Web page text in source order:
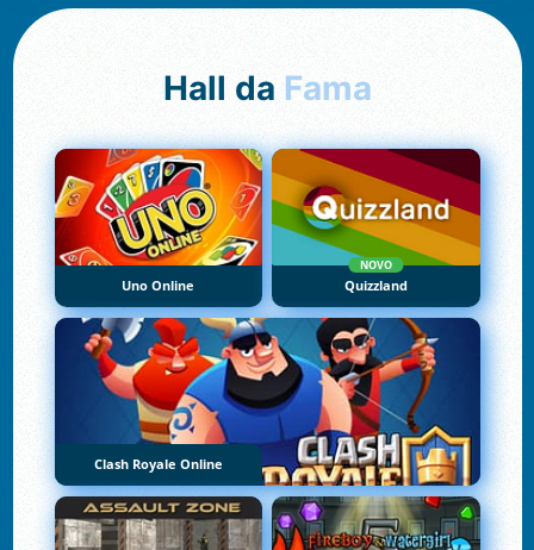
Hall da Fama
Uno Online
NOVO
Quizzland
Clash Royale Online